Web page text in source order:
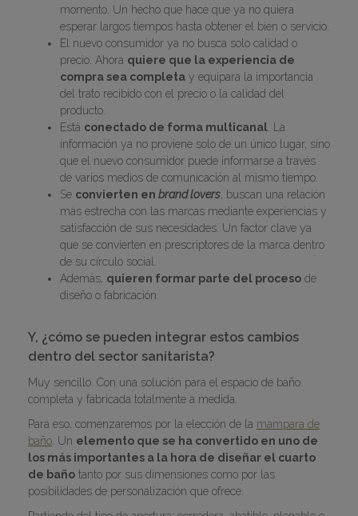
momento. Un hecho que hace que ya no quiera
esperar largos tiempos hasta obtener el bien o servicio.
El nuevo consumidor ya no busca solo calidad o
precio. Ahora quiere que la experiencia de
compra sea completa y equipara la importancia
del trato recibido con el precio o la calidad del
producto.
Está conectado de forma multicanal . La
información ya no proviene solo de un único lugar, sino
que el nuevo consumidor puede informarse a través
de varios medios de comunicación al mismo tiempo.
Se convierten en brand lovers , buscan una relación
más estrecha con las marcas mediante experiencias y
satisfacción de sus necesidades. Un factor clave ya
que se convierten en prescriptores de la marca dentro
de su círculo social.
Además, quieren formar parte del proceso de
diseño o fabricación.
Y, ¿cómo se pueden integrar estos cambios
dentro del sector sanitarista?
Muy sencillo. Con una solución para el espacio de baño
completa y fabricada totalmente a medida.
Para eso, comenzaremos por la elección de la mampara de
baño . Un elemento que se ha convertido en uno de
los más importantes a la hora de diseñar el cuarto
de baño tanto por sus dimensiones como por las
posibilidades de personalización que ofrece.